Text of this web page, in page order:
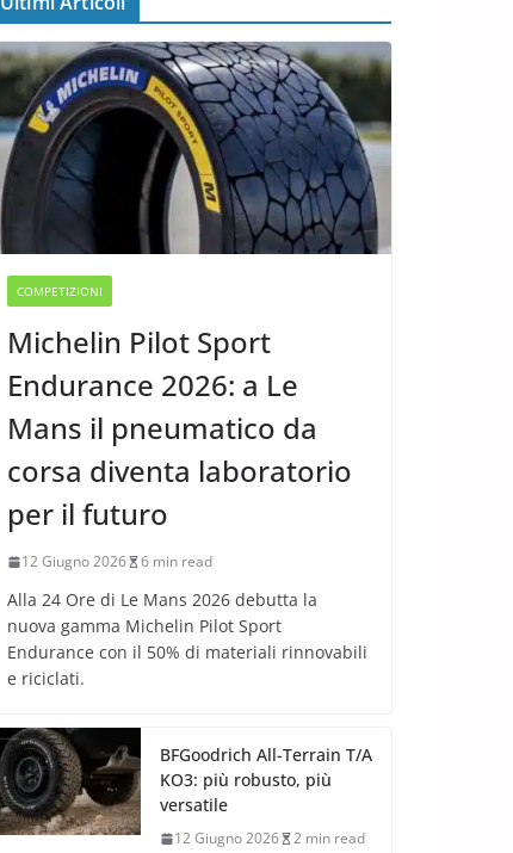
COMPETIZIONI
Michelin Pilot Sport
Endurance 2026: a Le
Mans il pneumatico da
corsa diventa laboratorio
per il futuro
12 Giugno 2026 6 min read
Alla 24 Ore di Le Mans 2026 debutta la
nuova gamma Michelin Pilot Sport
Endurance con il 50% di materiali rinnovabili
e riciclati.
BFGoodrich All-Terrain T/A
KO3: più robusto, più
versatile
12 Giugno 2026 2 min read